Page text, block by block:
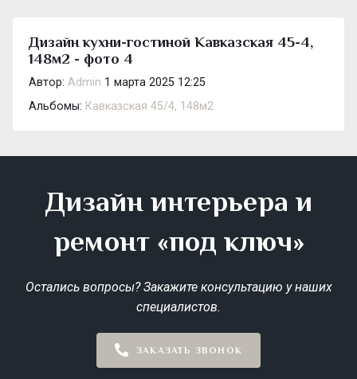
Дизайн кухни-гостиной Кавказская 45-4,
148м2 - фото 4
Автор: Admin 1 марта 2025 12:25
Альбомы: Кавказская 45/4, 148м2
Дизайн интерьера и
ремонт «под ключ»
Остались вопросы? Закажите консультацию у наших
специалистов.
ЗАКАЗАТЬ ЗВОНОК